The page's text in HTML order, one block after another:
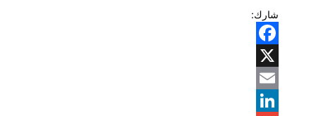
شارك:
Facebook
X
Email